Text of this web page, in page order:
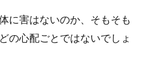
に害はないのか、そもそも
の心配ごとではないでしょ